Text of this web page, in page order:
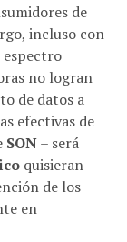
de
incluso con
espectro
no logran
de datos a
efectivas de
SON– será
quisieran
de los
en